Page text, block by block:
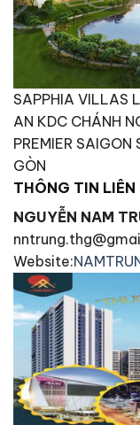
SAPPHIA VILLAS
AN KDC CHÁNH
PREMIER SAIGON
GÒN
THÔNG TIN LIÊN
NGUYỄN NAM
Website: